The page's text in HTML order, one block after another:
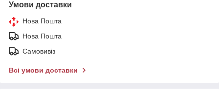
Умови доставки
Нова Пошта
Нова Пошта
Самовивіз
Всі умови доставки